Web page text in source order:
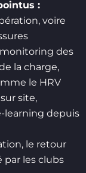
:
voire
monitoring des
la charge,
le HRV
site,
learning depuis
le retour
par les clubs